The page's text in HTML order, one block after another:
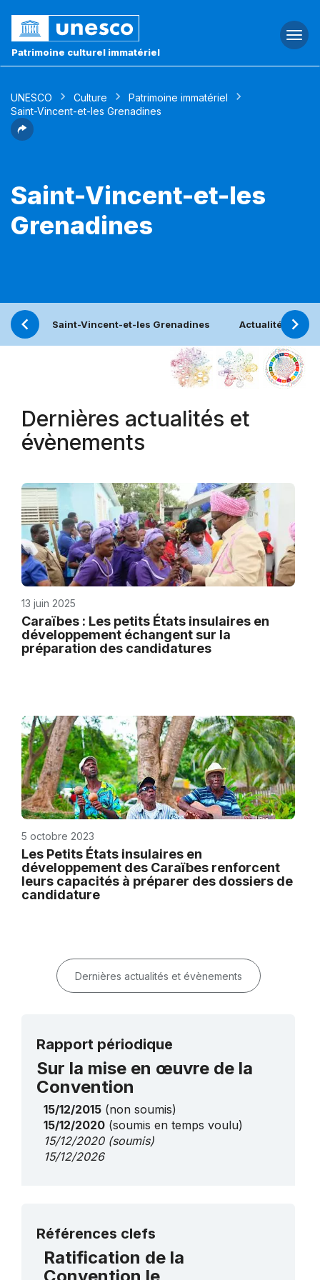
Patrimoine culturel immatériel
UNESCO Culture
Patrimoine immatériel
Saint-Vincent-et-les Grenadines
Saint-Vincent-et-les
Grenadines
Saint-Vincent-et-les Grenadines Actualités
Dernières actualités et
évènements
13 juin 2025
Caraïbes : Les petits États insulaires en
développement échangent sur la
préparation des candidatures
5 octobre 2023
Les Petits États insulaires en
développement des Caraïbes renforcent
leurs capacités à préparer des dossiers de
candidature
Dernières actualités et évènements
Rapport périodique
Sur la mise en œuvre de la
Convention
15/12/2015 (non soumis)
15/12/2020 (soumis en temps voulu)
15/12/2020(soumis)
15/12/2026
Références clefs
Ratification de la
Convention le